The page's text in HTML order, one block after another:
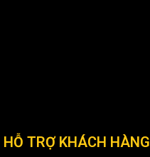
HỖ TRỢ KHÁCH HÀNG